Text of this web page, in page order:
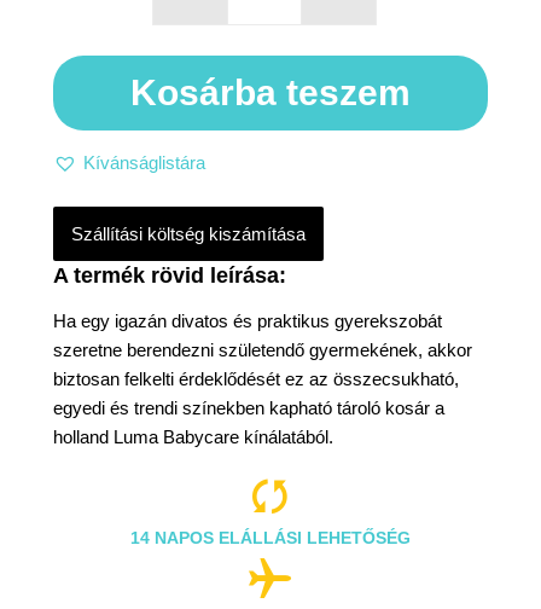
Ha egy igazán divatos és praktikus gyerekszobát
szeretne berendezni születendő gyermekének, akkor
biztosan felkelti érdeklődését ez az összecsukható,
egyedi és trendi színekben kapható tároló kosár a
holland Luma Babycare kínálatából.
Kosárba teszem
Kívánságlistára
Szállítási költség kiszámítása

14 NAPOS ELÁLLÁSI LEHETŐSÉG
